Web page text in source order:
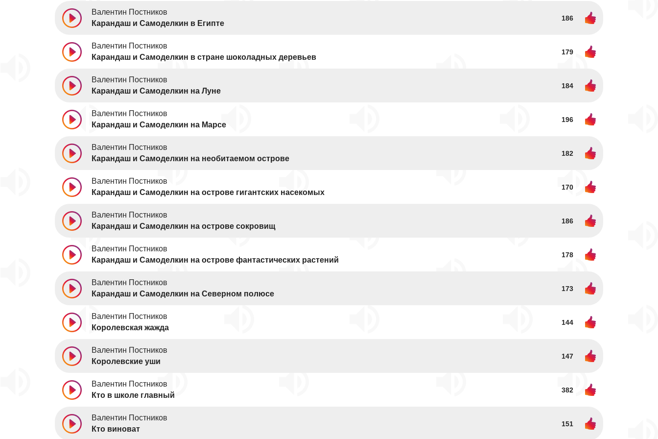
Валентин Постников
Карандаш и Самоделкин в Египте
186
Валентин Постников
Карандаш и Самоделкин в стране шоколадных деревьев
179
Валентин Постников
Карандаш и Самоделкин на Луне
184
Валентин Постников
Карандаш и Самоделкин на Марсе
196
Валентин Постников
Карандаш и Самоделкин на необитаемом острове
182
Валентин Постников
Карандаш и Самоделкин на острове гигантских насекомых
170
Валентин Постников
Карандаш и Самоделкин на острове сокровищ
186
Валентин Постников
Карандаш и Самоделкин на острове фантастических растений
178
Валентин Постников
Карандаш и Самоделкин на Северном полюсе
173
Валентин Постников
Королевская жажда
144
Валентин Постников
Королевские уши
147
Валентин Постников
Кто в школе главный
382
Валентин Постников
Кто виноват
151